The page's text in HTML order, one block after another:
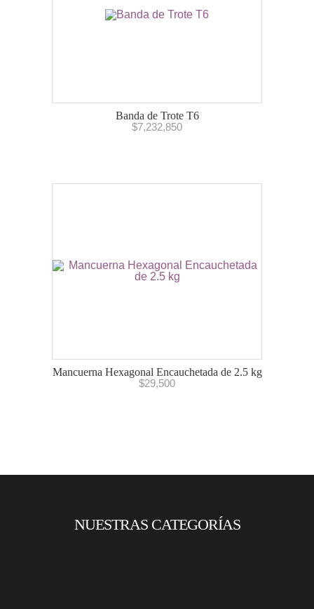
Banda de Trote T6
$7,232,850
Mancuerna Hexagonal Encauchetada de 2.5 kg
$29,500
NUESTRAS CATEGORÍAS